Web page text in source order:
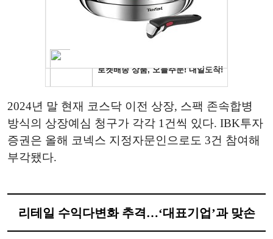
2024년 말 현재 코스닥 이전 상장, 스팩 존속합병
방식의 상장예심 청구가 각각 1건씩 있다. IBK투자
증권은 올해 코넥스 지정자문인으로도 3건 참여해
부각됐다.
리테일 수익다변화 추격…‘대표기업’과 맞손